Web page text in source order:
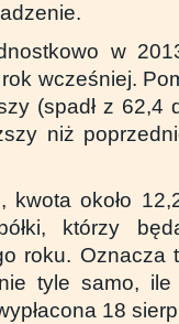
w
wcześniej.
(spadł z 62,4
niż
kwota około
którzy
roku. Oznacza
tyle samo,
18